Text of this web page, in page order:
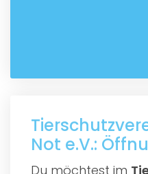
Not e.V.:
Du möchtest im